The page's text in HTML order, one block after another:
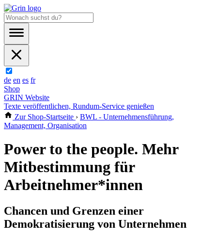
de en es fr
Shop
GRIN Website
Texte veröffentlichen, Rundum-Service genießen
Zur Shop-Startseite › BWL - Unternehmensführung,
Management, Organisation
Power to the people. Mehr
Mitbestimmung für
Arbeitnehmer*innen
Chancen und Grenzen einer
Demokratisierung von Unternehmen